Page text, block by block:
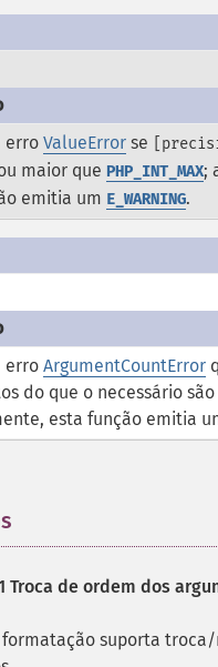
erro ValueError se
maior que PHP_INT_MAX;
emitia um E_WARNING.
erro ArgumentCountError
do que o necessário
esta função emitia
Troca de ordem dos
formatação suporta